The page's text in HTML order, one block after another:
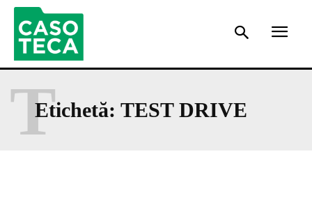
Etichetă: TEST DRIVE
T